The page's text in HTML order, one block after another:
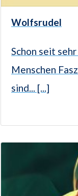
Wolfsrudel
Schon seit
Menschen
sind... [...]